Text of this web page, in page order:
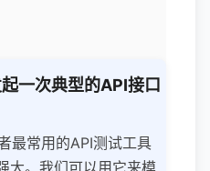
一次典型的API接口
最常用的API测试工具
大。我们可以用它来模